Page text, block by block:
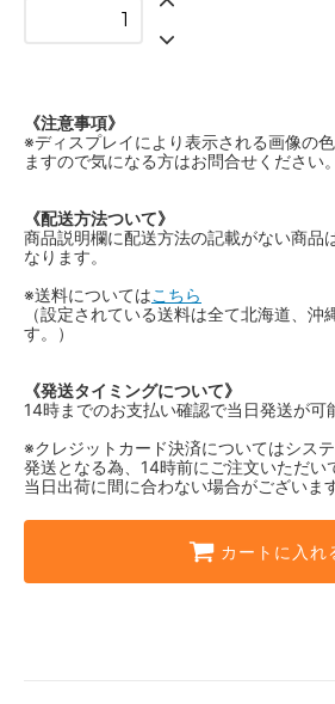
《注意事項》
※ディスプレイにより表示される画像の
ますので気になる方はお問合せください。
《配送方法ついて》
商品説明欄に配送方法の記載がない商品
なります。
※送料についてはこちら
（設定されている送料は全て北海道、沖
す。）
《発送タイミングについて》
14時までのお支払い確認で当日発送が可
※クレジットカード決済についてはシス
発送となる為、14時前にご注文いただい
当日出荷に間に合わない場合がございます
カートに入れ